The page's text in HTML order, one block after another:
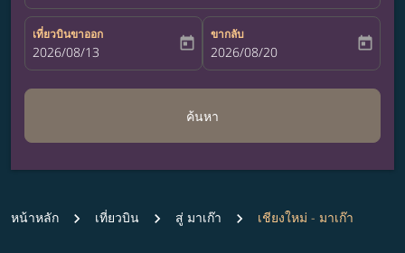
เที่ยวบินขาออก
fc-booking-departure-date-aria-label
2026/08/13 today
ขากลับ
fc-booking-return-date-aria-label
2026/08/20 today
ค้นหา
หน้าหลัก เที่ยวบิน สู่ มาเก๊า เชียงใหม่ - มาเก๊า